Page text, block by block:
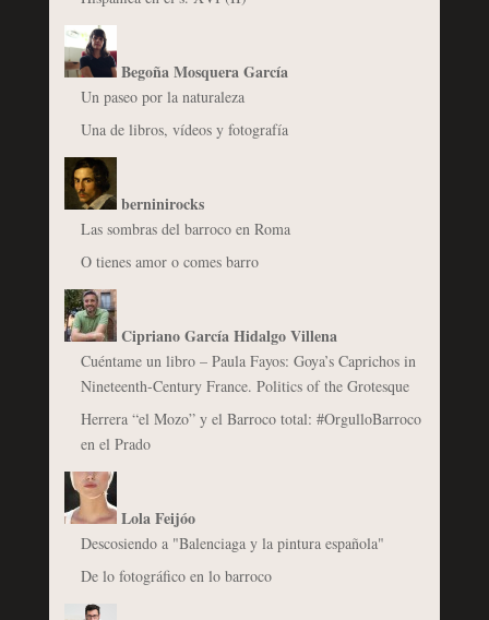
Begoña Mosquera García
Un paseo por la naturaleza
Una de libros, vídeos y fotografía
berninirocks
Las sombras del barroco en Roma
O tienes amor o comes barro
Cipriano García Hidalgo Villena
Cuéntame un libro – Paula Fayos: Goya’s Caprichos in
Nineteenth-Century France. Politics of the Grotesque
Herrera “el Mozo” y el Barroco total: #OrgulloBarroco
en el Prado
Lola Feijóo
Descosiendo a "Balenciaga y la pintura española"
De lo fotográfico en lo barroco